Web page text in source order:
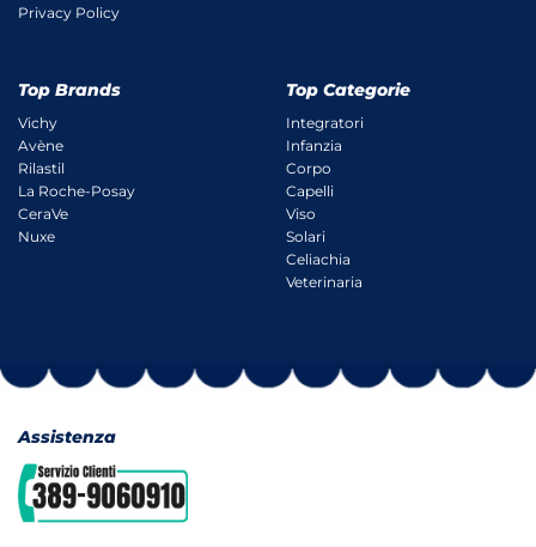
Privacy Policy
Top Brands
Vichy
Avène
Rilastil
La Roche-Posay
CeraVe
Nuxe
Top Categorie
Integratori
Infanzia
Corpo
Capelli
Viso
Solari
Celiachia
Veterinaria
Assistenza